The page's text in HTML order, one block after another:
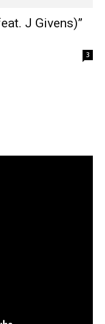
J Givens)”
3